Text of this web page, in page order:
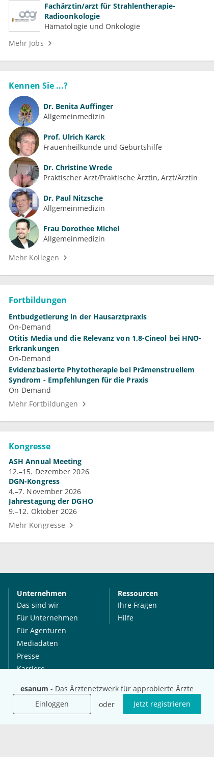
esanum - Das Ärztenetzwerk für approbierte Ärzte
Einloggen
oder Jetzt registrieren
Fachärztin/arzt für Strahlentherapie-
Radioonkologie
Hämatologie und Onkologie
Mehr Jobs
Kennen Sie ...?
Dr. Benita Auffinger
Allgemeinmedizin
Prof. Ulrich Karck
Frauenheilkunde und Geburtshilfe
Dr. Christine Wrede
Praktischer Arzt/Praktische Ärztin, Arzt/Ärztin
Dr. Paul Nitzsche
Allgemeinmedizin
Frau Dorothee Michel
Allgemeinmedizin
Mehr Kollegen
Fortbildungen
Entbudgetierung in der Hausarztpraxis
On-Demand
Otitis Media und die Relevanz von 1,8-Cineol bei HNO-
Erkrankungen
On-Demand
Evidenzbasierte Phytotherapie bei Prämenstruellem
Syndrom - Empfehlungen für die Praxis
On-Demand
Mehr Fortbildungen
Kongresse
ASH Annual Meeting
12.–15. Dezember 2026
DGN-Kongress
4.–7. November 2026
Jahrestagung der DGHO
9.–12. Oktober 2026
Mehr Kongresse
Unternehmen
Das sind wir
Für Unternehmen
Für Agenturen
Mediadaten
Presse
Karriere
Ressourcen
Ihre Fragen
Hilfe
International
Social Media